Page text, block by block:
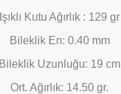
Işıklı Kutu Ağırlık : 129 gr
Bileklik En: 0.40 mm
Bileklik Uzunluğu: 19 cm
Ort. Ağırlık: 14.50 gr.